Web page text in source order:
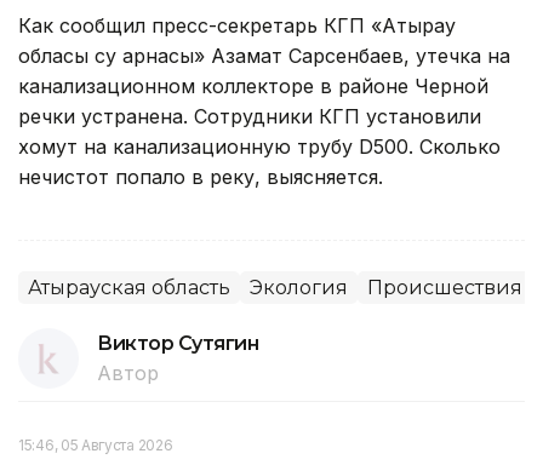
Как сообщил пресс-секретарь КГП «Атырау
обласы су арнасы» Азамат Сарсенбаев, утечка на
канализационном коллекторе в районе Черной
речки устранена. Сотрудники КГП установили
хомут на канализационную трубу D500. Сколько
нечистот попало в реку, выясняется.
Атырауская область Экология Происшествия
Виктор Сутягин
Автор
15:46, 05 Августа 2026